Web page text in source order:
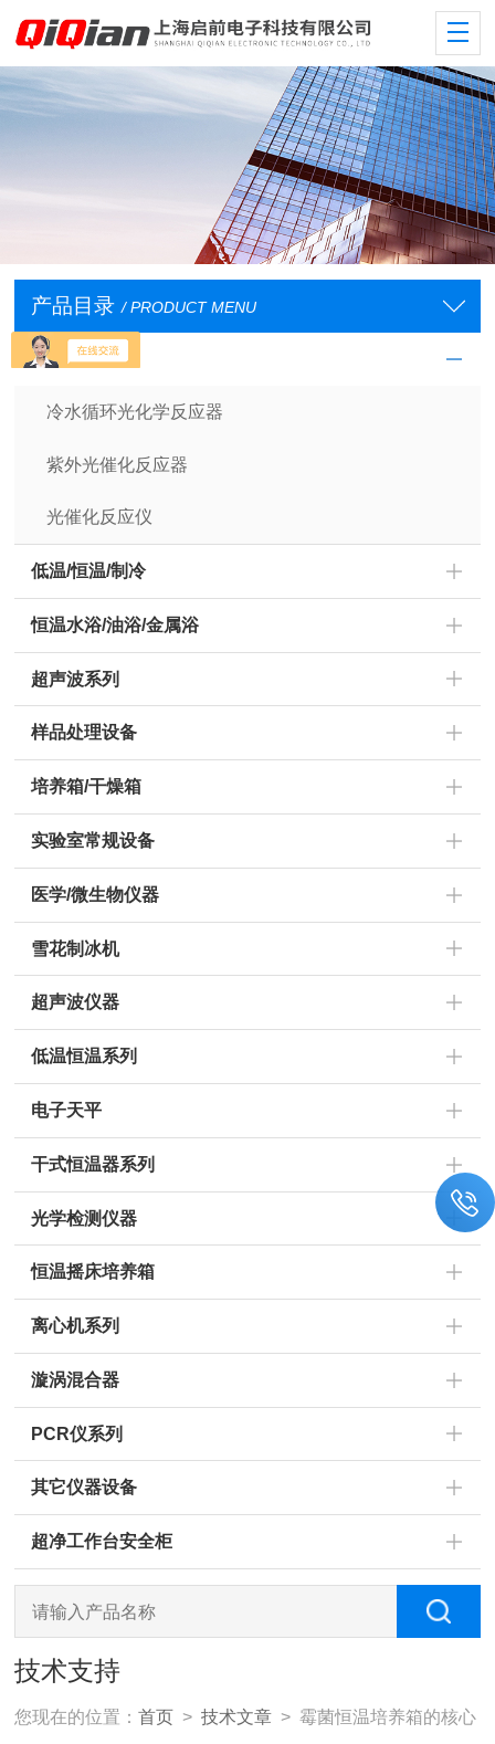
产品目录 / PRODUCT MENU
光学反应仪器
冷水循环光化学反应器
紫外光催化反应器
光催化反应仪
低温/恒温/制冷
恒温水浴/油浴/金属浴
超声波系列
样品处理设备
培养箱/干燥箱
实验室常规设备
医学/微生物仪器
雪花制冰机
超声波仪器
低温恒温系列
电子天平
干式恒温器系列
光学检测仪器
恒温摇床培养箱
离心机系列
漩涡混合器
PCR仪系列
其它仪器设备
超净工作台安全柜
技术支持
您现在的位置：首页 >技术文章 > 霉菌恒温培养箱的核心